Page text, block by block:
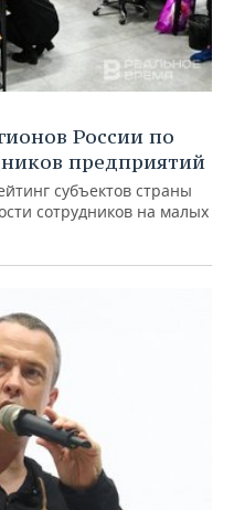
России по
предприятий
субъектов страны
сотрудников на малых